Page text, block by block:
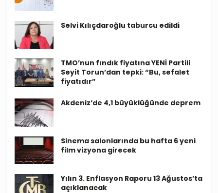
Selvi Kılıçdaroğlu taburcu edildi
TMO’nun fındık fiyatına YENİ Partili
Seyit Torun’dan tepki: “Bu, sefalet
fiyatıdır”
Akdeniz’de 4,1 büyüklüğünde deprem
Sinema salonlarında bu hafta 6 yeni
film vizyona girecek
Yılın 3. Enflasyon Raporu 13 Ağustos’ta
açıklanacak